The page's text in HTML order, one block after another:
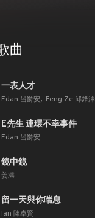
曲
一表人才
Edan 呂爵安 Feng Ze 邱鋒澤
E先生 連環不幸事件
Edan 呂爵安
鏡中鏡
姜濤
留一天與你喘息
Ian 陳卓賢